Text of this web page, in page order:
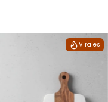
Virales